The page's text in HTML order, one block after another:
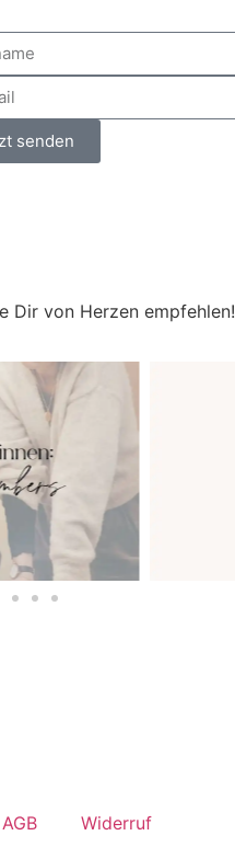
senden
Dir von Herzen empfehlen!
AGB Widerruf